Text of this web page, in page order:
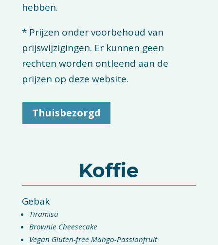
hebben.
* Prijzen onder voorbehoud van
prijswijzigingen. Er kunnen geen
rechten worden ontleend aan de
prijzen op deze website.
Thuisbezorgd
Koffie
Gebak
Tiramisu
Brownie Cheesecake
Vegan Gluten-free Mango-Passionfruit